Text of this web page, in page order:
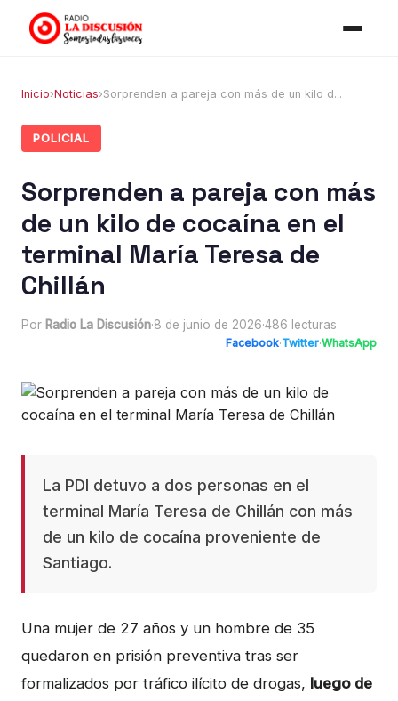
Inicio›Noticias›Sorprenden a pareja con más de un kilo d...
POLICIAL
Sorprenden a pareja con más
de un kilo de cocaína en el
terminal María Teresa de
Chillán
Por Radio La Discusión·8 de junio de 2026·486 lecturas
Facebook·Twitter·WhatsApp
La PDI detuvo a dos personas en el
terminal María Teresa de Chillán con más
de un kilo de cocaína proveniente de
Santiago.
Una mujer de 27 años y un hombre de 35
quedaron en prisión preventiva tras ser
formalizados por tráfico ilícito de drogas, luego de